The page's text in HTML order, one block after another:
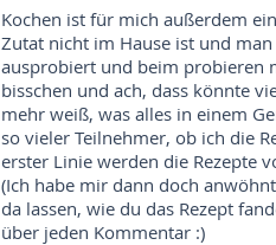
Kochen ist für mich außerdem
Zutat nicht im Hause ist und
ausprobiert und beim probieren
bisschen und ach, dass könnte
mehr weiß, was alles in einem
so vieler Teilnehmer, ob ich die
erster Linie werden die Rezepte
(Ich habe mir dann doch
da lassen, wie du das Rezept
über jeden Kommentar :)